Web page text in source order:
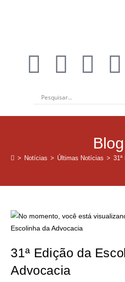
Blog
> Notícias > Últimas Notícias >
31ª Edição da
Advocacia